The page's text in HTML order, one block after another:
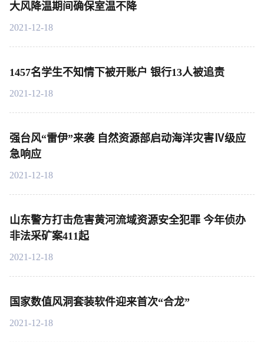
大风降温期间确保室温不降
2021-12-18
1457名学生不知情下被开账户 银行13人被追责
2021-12-18
强台风“雷伊”来袭 自然资源部启动海洋灾害Ⅳ级应
急响应
2021-12-18
山东警方打击危害黄河流域资源安全犯罪 今年侦办
非法采矿案411起
2021-12-18
国家数值风洞套装软件迎来首次“合龙”
2021-12-18